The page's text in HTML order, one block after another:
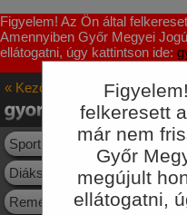
felkeresett
már nem
Győr
megújult
ellátogatni,
Figyelem! Az Ön által
Amennyiben Győr Megyei
ellátogatni, úgy kattintson ide:
« Kezőoldal
Sport
Sporthírek
Események
Diáksport
Szabadidős sport
Reménységeink
Letöltés